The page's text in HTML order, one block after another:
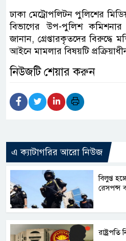
ঢাকা মেট্রোপলিটন পুলিশের
বিভাগের উপ-পুলিশ
জানান, গ্রেপ্তারকৃতদের বিরুদ্ধে
আইনে মামলার বিষয়টি
নিউজটি শেয়ার করুন
এ ক্যাটাগরির আরো নিউজ
বিলুপ্ত
রেসপন্স